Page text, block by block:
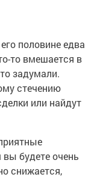
половине едва
то вмешается в
задумали.
стечению
или найдут
будете очень
снижается,